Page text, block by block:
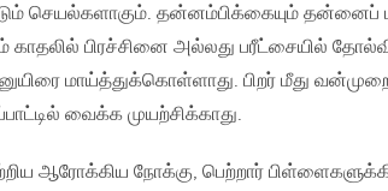
செயல்களாகும். தன்னம்பிக்கையும் தன்னைப்
பிரச்சினை அல்லது பரீட்சையில்
மாய்த்துக்கொள்ளாது. பிறர் மீது
வைக்க முயற்சிக்காது.
ஆரோக்கிய நோக்கு, பெற்றார்